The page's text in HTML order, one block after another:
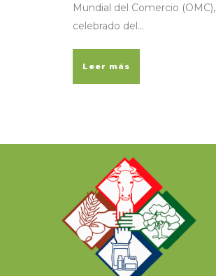
Mundial del Comercio (OMC),
celebrado del...
Leer más